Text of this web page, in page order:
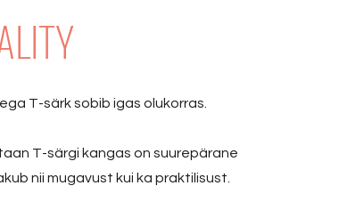
T-särk sobib igas olukorras.
T-särgi kangas on suurepärane
nii mugavust kui ka praktilisust.